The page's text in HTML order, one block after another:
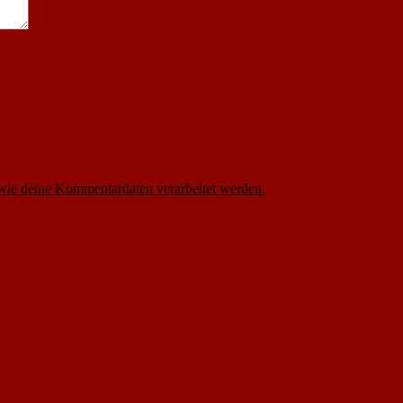
deine Kommentardaten verarbeitet werden.